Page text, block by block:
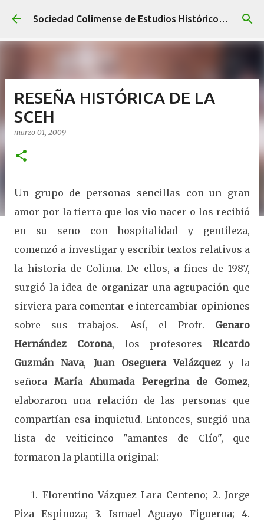
Ir al contenido principal Sociedad Colimense de Estudios Históricos A. C.
RESEÑA HISTÓRICA DE LA
SCEH
marzo 01, 2009
Un grupo de personas sencillas con un gran
amor por la tierra que los vio nacer o los recibió
en su seno con hospitalidad y gentileza,
comenzó a investigar y escribir textos relativos a
la historia de Colima. De ellos, a fines de 1987,
surgió la idea de organizar una agrupación que
sirviera para comentar e intercambiar opiniones
sobre sus trabajos. Así, el Profr. Genaro
Hernández Corona, los profesores Ricardo
Guzmán Nava, Juan Oseguera Velázquez y la
señoraMaría Ahumada Peregrina de Gomez,
elaboraron una relación de las personas que
compartían esa inquietud. Entonces, surgió una
lista de veiticinco "amantes de Clío", que
formaron la plantilla original:
1. Florentino Vázquez Lara Centeno; 2. Jorge
Piza Espinoza; 3. Ismael Aguayo Figueroa; 4.